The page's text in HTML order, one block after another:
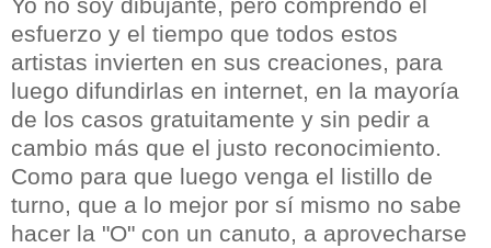
Yo no soy dibujante, pero comprendo el
esfuerzo y el tiempo que todos estos
artistas invierten en sus creaciones, para
luego difundirlas en internet, en la mayoría
de los casos gratuitamente y sin pedir a
cambio más que el justo reconocimiento.
Como para que luego venga el listillo de
turno, que a lo mejor por sí mismo no sabe
hacer la "O" con un canuto, a aprovecharse